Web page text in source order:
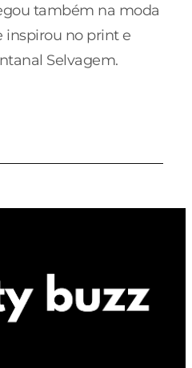
também na moda
inspirou no print e
Selvagem.